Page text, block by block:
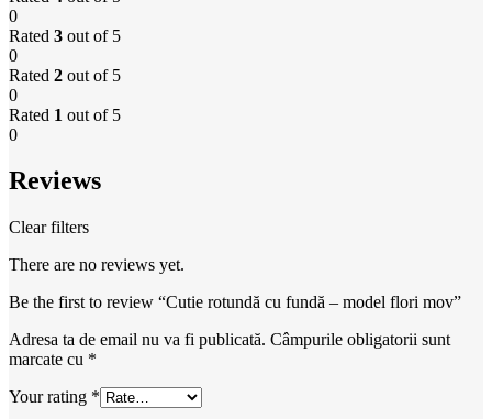
0
Rated 3 out of 5
0
Rated 2 out of 5
0
Rated 1 out of 5
0
Reviews
Clear filters
There are no reviews yet.
Be the first to review “Cutie rotundă cu fundă – model flori mov”
Adresa ta de email nu va fi publicată. Câmpurile obligatorii sunt
marcate cu *
Your rating *